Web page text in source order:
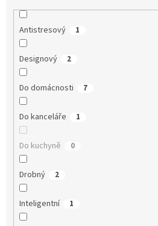
Antistresový 1
Designový 2
Do domácnosti 7
Do kanceláře 1
Do kuchyně 0
Drobný 2
Inteligentní 1